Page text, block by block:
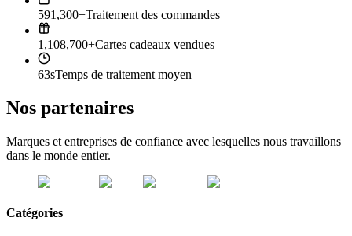
591,300+Traitement des commandes
1,108,700+Cartes cadeaux vendues
63sTemps de traitement moyen
Nos partenaires
Marques et entreprises de confiance avec lesquelles nous travaillons
dans le monde entier.
Catégories